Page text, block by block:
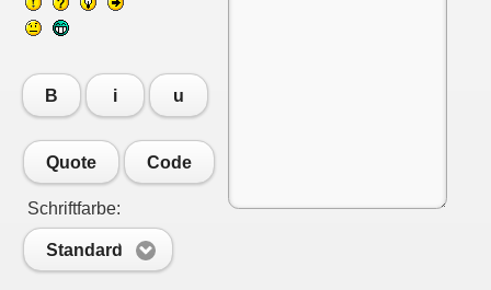
B i u
Quote Code
Schriftfarbe:
Standard